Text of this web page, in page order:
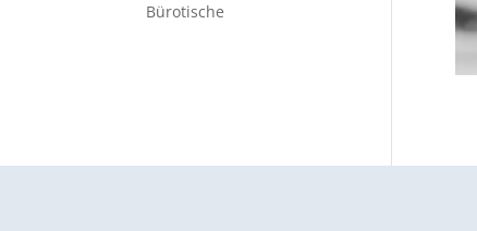
Bürotische